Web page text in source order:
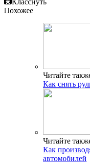
Класснуть
Похожее
Читайте
Как снять
Читайте
Как
автомобилей